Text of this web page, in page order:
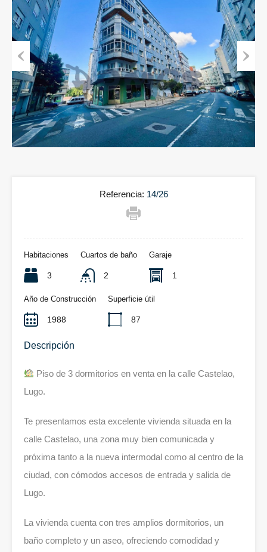
Previous Next
Referencia: 14/26
Habitaciones
3
Cuartos de baño
2
Garaje
1
Año de Construcción
1988
Superficie útil
87
Descripción
Piso de 3 dormitorios en venta en la calle Castelao,
Lugo.
Te presentamos esta excelente vivienda situada en la
calle Castelao, una zona muy bien comunicada y
próxima tanto a la nueva intermodal como al centro de la
ciudad, con cómodos accesos de entrada y salida de
Lugo.
La vivienda cuenta con tres amplios dormitorios, un
baño completo y un aseo, ofreciendo comodidad y